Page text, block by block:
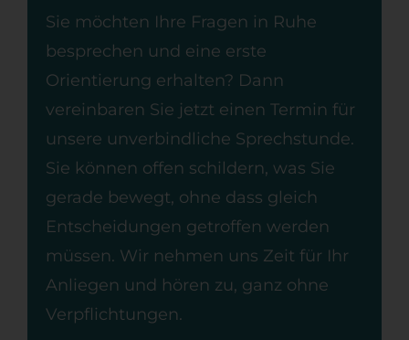
Sie möchten Ihre Fragen in Ruhe
besprechen und eine erste
Orientierung erhalten? Dann
vereinbaren Sie jetzt einen Termin für
unsere unverbindliche Sprechstunde.
Sie können offen schildern, was Sie
gerade bewegt, ohne dass gleich
Entscheidungen getroffen werden
müssen. Wir nehmen uns Zeit für Ihr
Anliegen und hören zu, ganz ohne
Verpflichtungen.